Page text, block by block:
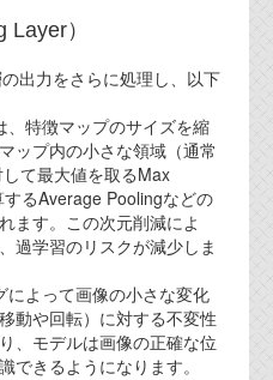
アカウント
。
）
出力をさらに処理し、以下
、特徴マップのサイズを縮
ップ内の小さな領域（通常
て最大値を取るMax
るAverage Poolingなどの
ます。この次元削減によ
過学習のリスクが減少しま
によって画像の小さな変化
動や回転）に対する不変性
、モデルは画像の正確な位
できるようになります。